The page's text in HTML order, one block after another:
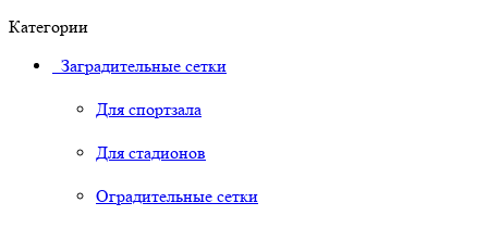
Категории
Заградительные сетки
Для спортзала
Для стадионов
Оградительные сетки